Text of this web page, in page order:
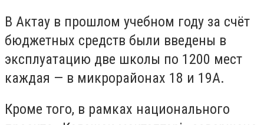
В Актау в прошлом учебном году за счёт
бюджетных средств были введены в
эксплуатацию две школы по 1200 мест
каждая — в микрорайонах 18 и 19А.
Кроме того, в рамках национального